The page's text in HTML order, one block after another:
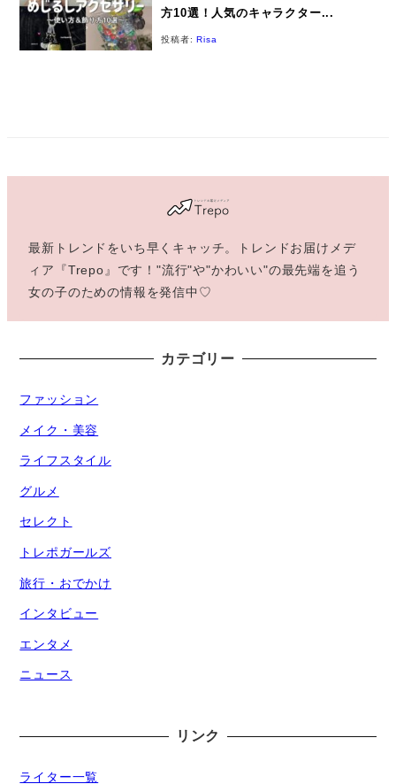
方10選！人気のキャラクター...
投稿者:Risa
最新トレンドをいち早くキャッチ。トレンドお届けメデ
ィア『Trepo』です！"流行"や"かわいい"の最先端を追う
女の子のための情報を発信中♡
カテゴリー
ファッション
メイク・美容
ライフスタイル
グルメ
セレクト
トレポガールズ
旅行・おでかけ
インタビュー
エンタメ
ニュース
リンク
ライター一覧